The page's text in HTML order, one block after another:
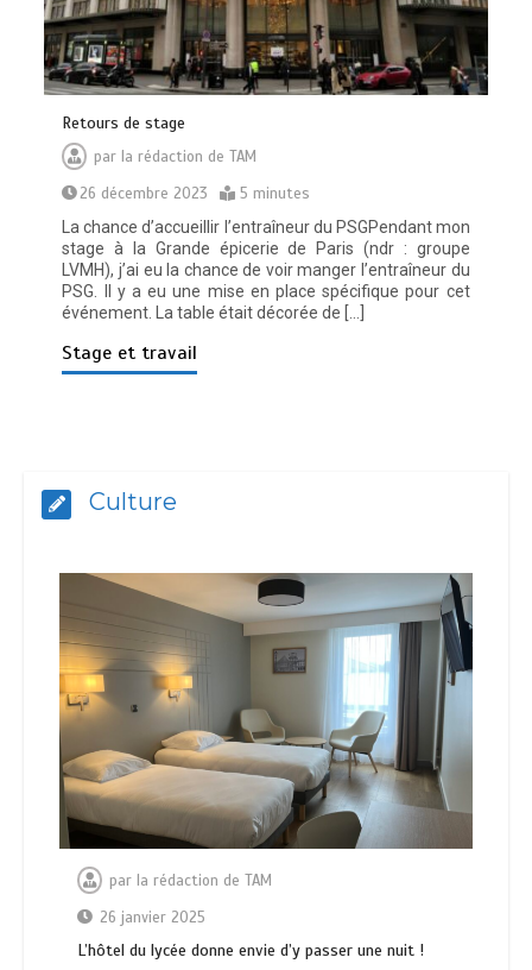
Retours de stage
par la rédaction de TAM
26 décembre 2023
5 minutes
La chance d’accueillir l’entraîneur du PSGPendant mon
stage à la Grande épicerie de Paris (ndr : groupe
LVMH), j’ai eu la chance de voir manger l’entraîneur du
PSG. Il y a eu une mise en place spécifique pour cet
événement. La table était décorée de […]
Stage et travail
Culture
par la rédaction de TAM
26 janvier 2025
L’hôtel du lycée donne envie d’y passer une nuit !